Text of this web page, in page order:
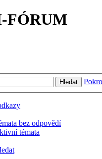
FÓRUM
Hledat
bez odpovědí
témata